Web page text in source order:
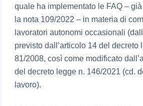
quale ha implementato le FAQ –
la nota 109/2022 – in materia di
lavoratori autonomi occasionali
previsto dall’articolo 14 del decreto
81/2008, così come modificato
del decreto legge n. 146/2021 (cd.
lavoro).